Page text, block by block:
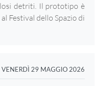
detriti. Il prototipo è
Festival dello Spazio di
VENERDÌ 29 MAGGIO 2026